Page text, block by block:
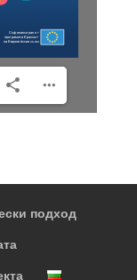
подход